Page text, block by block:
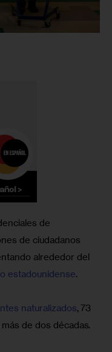
de
de ciudadanos
alrededor del
estadounidense.
naturalizados, 73
de dos décadas.